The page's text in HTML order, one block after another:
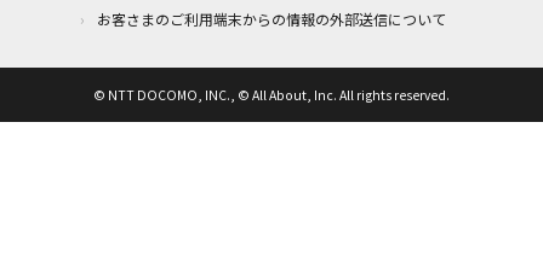
お客さまのご利用端末からの情報の外部送信について
© NTT DOCOMO, INC., © All About, Inc. All rights reserved.